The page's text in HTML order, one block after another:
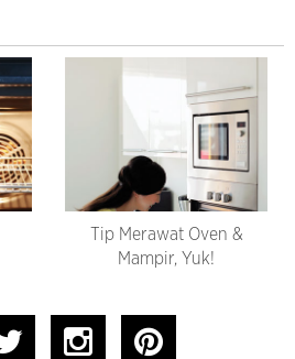
Tip Merawat Oven &
Mampir, Yuk!